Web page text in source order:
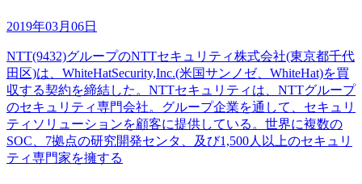
2019年03月06日
NTT(9432)グループのNTTセキュリティ株式会社(東京都千代
田区)は、WhiteHatSecurity,Inc.(米国サンノゼ、WhiteHat)を買
収する契約を締結した。NTTセキュリティは、NTTグループ
のセキュリティ専門会社。グループ企業を通して、セキュリ
ティソリューションを顧客に提供している。世界に複数の
SOC、7拠点の研究開発センタ、及び1,500人以上のセキュリ
ティ専門家を擁する